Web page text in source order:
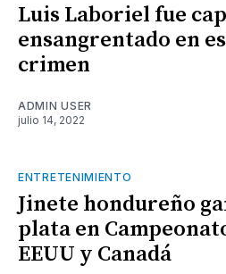
Luis Laboriel fue
ensangrentado en
crimen
ADMIN USER
julio 14, 2022
ENTRETENIMIENTO
Jinete hondureño
plata en
EEUU y Canadá